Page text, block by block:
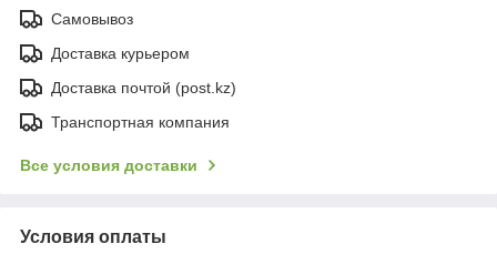
Самовывоз
Доставка курьером
Доставка почтой (post.kz)
Транспортная компания
Все условия доставки
Условия оплаты